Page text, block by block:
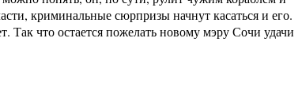
криминальные сюрпризы начнут касаться и его.
что остается пожелать новому мэру Сочи удачи